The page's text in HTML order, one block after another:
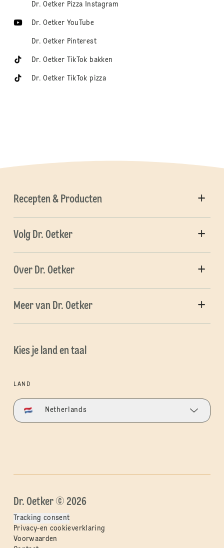
Dr. Oetker Pizza Instagram
Dr. Oetker YouTube
Dr. Oetker Pinterest
Dr. Oetker TikTok bakken
Dr. Oetker TikTok pizza
Recepten & Producten
Volg Dr. Oetker
Over Dr. Oetker
Meer van Dr. Oetker
Kies je land en taal
LAND
Netherlands
Dr. Oetker © 2026
Tracking consent
Privacy-en cookieverklaring
Voorwaarden